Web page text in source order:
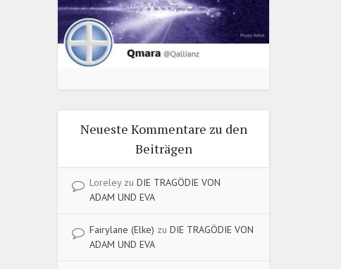
Neueste Kommentare zu den
Beiträgen
Loreleyzu DIE TRAGÖDIE VON
ADAM UND EVA
Fairylane (Elke) zu DIE TRAGÖDIE VON
ADAM UND EVA